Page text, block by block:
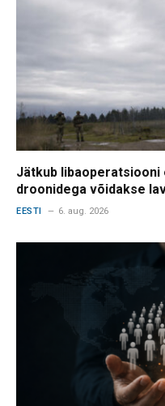
Jätkub
droonidega võidakse
EESTI 6. aug. 2026